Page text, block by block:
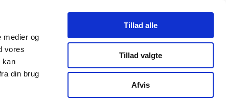
medier og
vores
kan
din brug
Tillad alle
Tillad valgte
Afvis